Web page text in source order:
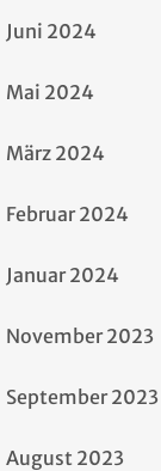
Juni 2024
Mai 2024
März 2024
Februar 2024
Januar 2024
November 2023
September 2023
August 2023